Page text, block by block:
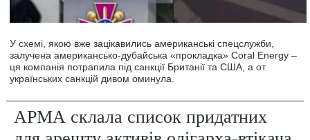
У схемі, якою вже зацікавились американські спецслужби,
залучена американсько-дубайська «прокладка» Coral Energy –
ця компанія потрапила під санкції Британії та США, а от
українських санкцій дивом оминула.
АРМА склала список придатних